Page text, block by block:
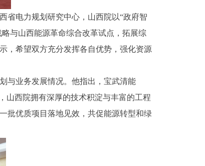
省电力规划研究中心，山西院以“政府智
与山西能源革命综合改革试点，拓展综
，希望双方充分发挥各自优势，强化资源
与业务发展情况。他指出，宝武清能
山西院拥有深厚的技术积淀与丰富的工程
批优质项目落地见效，共促能源转型和绿